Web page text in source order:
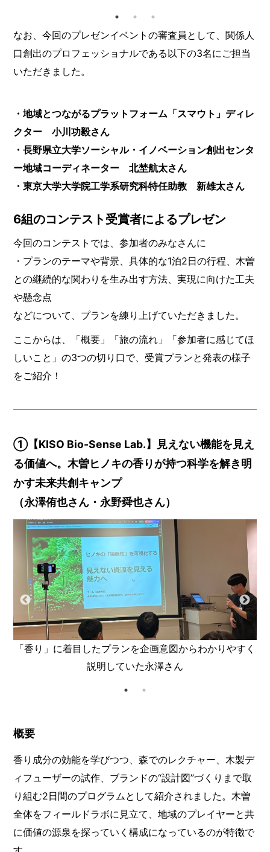
なお、今回のプレゼンイベントの審査員として、関係人
口創出のプロフェッショナルである以下の3名にご担当
いただきました。
・地域とつながるプラットフォーム「スマウト」ディレ
クター 小川功毅さん
・長野県立大学ソーシャル・イノベーション創出センタ
ー地域コーディネーター 北埜航太さん
・東京大学大学院工学系研究科特任助教 新雄太さん
6組のコンテスト受賞者によるプレゼン
今回のコンテストでは、参加者のみなさんに
・プランのテーマや背景、具体的な1泊2日の行程、木曽
との継続的な関わりを生み出す方法、実現に向けた工夫
や懸念点
などについて、プランを練り上げていただきました。
ここからは、「概要」「旅の流れ」「参加者に感じてほ
しいこと」の3つの切り口で、受賞プランと発表の様子
をご紹介！
①【KISO Bio-Sense Lab.】
見えない機能を見え
る価値へ。木曽ヒノキの香りが持つ科学を解き明
かす未来共創キャンプ
（永澤侑也さん・永野舜也さん）
「香り」に着目したプランを企画意図からわかりやすく
説明していた永澤さん
概要
香り成分の効能を学びつつ、森でのレクチャー、木製デ
ィフューザーの試作、ブランドの“設計図”づくりまで取
り組む2日間のプログラムとして紹介されました。木曽
全体をフィールドラボに見立て、地域のプレイヤーと共
に価値の源泉を探っていく構成になっているのが特徴で